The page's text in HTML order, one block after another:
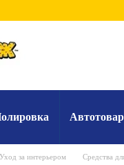
Уход за интерьером Средства